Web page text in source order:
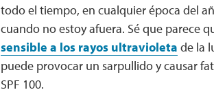
todo el tiempo, en cualquier época del
cuando no estoy afuera. Sé que parece
sensible a los rayos ultravioleta de la
puede provocar un sarpullido y causar
SPF 100.